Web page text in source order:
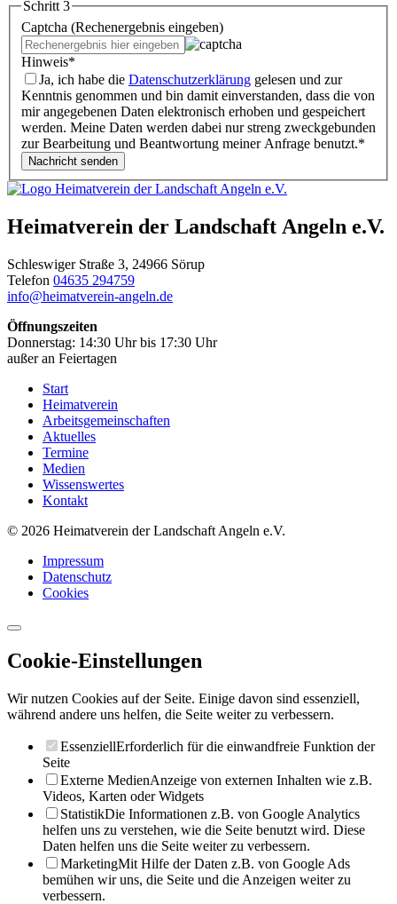
Schritt 3
Captcha (Rechenergebnis eingeben)
Hinweis*
Ja, ich habe die Datenschutzerklärung gelesen und zur
Kenntnis genommen und bin damit einverstanden, dass die von
mir angegebenen Daten elektronisch erhoben und gespeichert
werden. Meine Daten werden dabei nur streng zweckgebunden
zur Bearbeitung und Beantwortung meiner Anfrage benutzt.*
Heimatverein der Landschaft Angeln e.V.
Schleswiger Straße 3, 24966 Sörup
Telefon 04635 294759
info@heimatverein-angeln.de
Öffnungszeiten
Donnerstag: 14:30 Uhr bis 17:30 Uhr
außer an Feiertagen
Start
Heimatverein
Arbeitsgemeinschaften
Aktuelles
Termine
Medien
Wissenswertes
Kontakt
© 2026 Heimatverein der Landschaft Angeln e.V.
Impressum
Datenschutz
Cookies
Cookie-Einstellungen
Wir nutzen Cookies auf der Seite. Einige davon sind essenziell,
während andere uns helfen, die Seite weiter zu verbessern.
EssenziellErforderlich für die einwandfreie Funktion der
Seite
Externe MedienAnzeige von externen Inhalten wie z.B.
Videos, Karten oder Widgets
StatistikDie Informationen z.B. von Google Analytics
helfen uns zu verstehen, wie die Seite benutzt wird. Diese
Daten helfen uns die Seite weiter zu verbessern.
MarketingMit Hilfe der Daten z.B. von Google Ads
bemühen wir uns, die Seite und die Anzeigen weiter zu
verbessern.